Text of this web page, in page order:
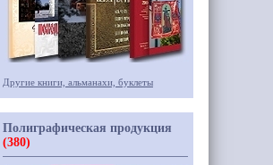
Другие книги, альманахи, буклеты
Полиграфическая продукция
(380)